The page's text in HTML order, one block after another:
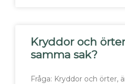
Kryddor och
samma sak?
Fråga: Kryddor och örter,